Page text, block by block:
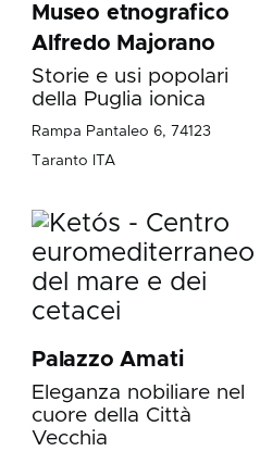
Museo etnografico
Alfredo Majorano
Storie e usi popolari
della Puglia ionica
Rampa Pantaleo 6, 74123
Taranto ITA
Palazzo Amati
Eleganza nobiliare nel
cuore della Città
Vecchia